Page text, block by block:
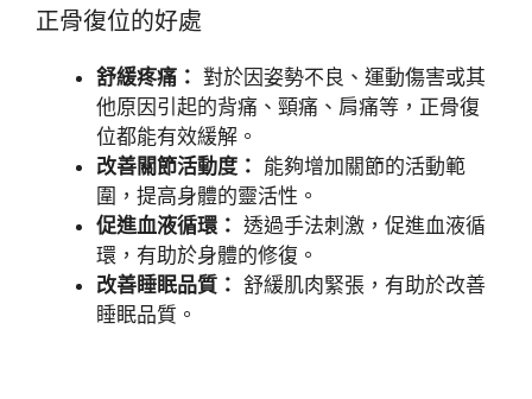
正骨復位的好處
舒緩疼痛： 對於因姿勢不良、運動傷害或其
他原因引起的背痛、頸痛、肩痛等，正骨復
位都能有效緩解。
改善關節活動度： 能夠增加關節的活動範
圍，提高身體的靈活性。
促進血液循環： 透過手法刺激，促進血液循
環，有助於身體的修復。
改善睡眠品質： 舒緩肌肉緊張，有助於改善
睡眠品質。